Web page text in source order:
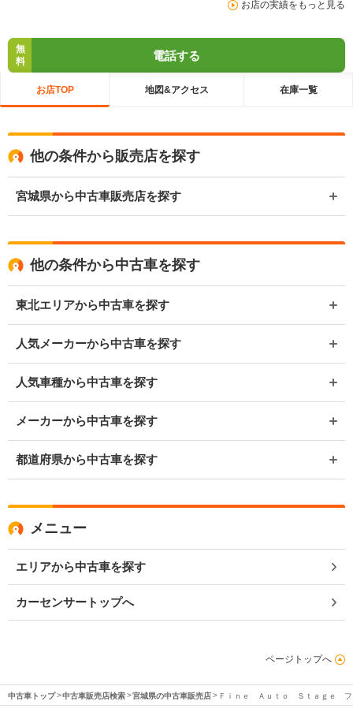
お店の実績をもっと見る
無
料
電話する
お店TOP 地図&アクセス 在庫一覧
他の条件から販売店を探す
宮城県から中古車販売店を探す
他の条件から中古車を探す
東北エリアから中古車を探す
人気メーカーから中古車を探す
人気車種から中古車を探す
メーカーから中古車を探す
都道府県から中古車を探す
メニュー
エリアから中古車を探す
カーセンサートップへ
ページトップへ
中古車トップ 中古車販売店検索 宮城県の中古車販売店 Ｆｉｎｅ Ａｕｔｏ Ｓｔａｇｅ